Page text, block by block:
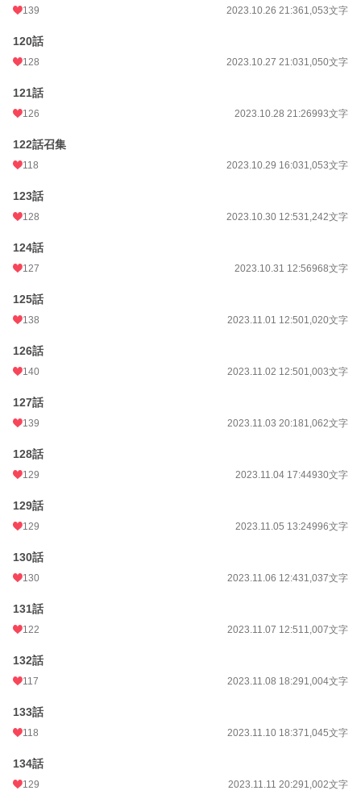
139 2023.10.26 21:361,053文字
120話
128 2023.10.27 21:031,050文字
121話
126 2023.10.28 21:26993文字
122話召集
118 2023.10.29 16:031,053文字
123話
128 2023.10.30 12:531,242文字
124話
127 2023.10.31 12:56968文字
125話
138 2023.11.01 12:501,020文字
126話
140 2023.11.02 12:501,003文字
127話
139 2023.11.03 20:181,062文字
128話
129 2023.11.04 17:44930文字
129話
129 2023.11.05 13:24996文字
130話
130 2023.11.06 12:431,037文字
131話
122 2023.11.07 12:511,007文字
132話
117 2023.11.08 18:291,004文字
133話
118 2023.11.10 18:371,045文字
134話
129 2023.11.11 20:291,002文字